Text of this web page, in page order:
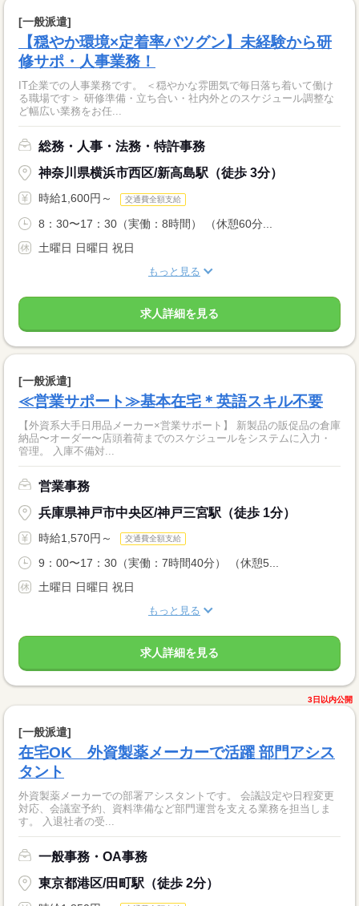
[一般派遣]
【穏やか環境×定着率バツグン】未経験から研
修サポ・人事業務！
IT企業での人事業務です。 ＜穏やかな雰囲気で毎日落ち着いて働け
る職場です＞ 研修準備・立ち合い・社内外とのスケジュール調整な
ど幅広い業務をお任...
総務・人事・法務・特許事務
神奈川県横浜市西区/新高島駅（徒歩 3分）
時給1,600円～ 交通費全額支給
8：30〜17：30（実働：8時間） （休憩60分...
土曜日 日曜日 祝日
もっと見る
求人詳細を見る
[一般派遣]
≪営業サポート≫基本在宅＊英語スキル不要
【外資系大手日用品メーカー×営業サポート】 新製品の販促品の倉庫
納品〜オーダー〜店頭着荷までのスケジュールをシステムに入力・
管理。 入庫不備対...
営業事務
兵庫県神戸市中央区/神戸三宮駅（徒歩 1分）
時給1,570円～ 交通費全額支給
9：00〜17：30（実働：7時間40分） （休憩5...
土曜日 日曜日 祝日
もっと見る
求人詳細を見る
3日以内公開
[一般派遣]
在宅OK 外資製薬メーカーで活躍 部門アシス
タント
外資製薬メーカーでの部署アシスタントです。 会議設定や日程変更
対応、会議室予約、資料準備など部門運営を支える業務を担当しま
す。 入退社者の受...
一般事務・OA事務
東京都港区/田町駅（徒歩 2分）